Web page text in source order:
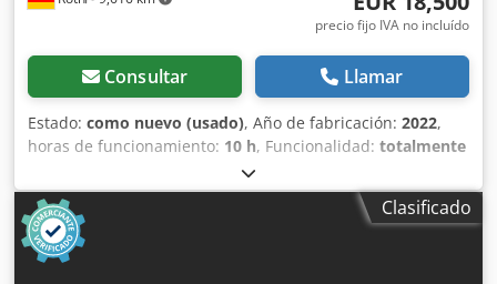
Südstrahl, White Lion dry ice blaster, ICEsonic dry ice
de hielo seco Holanda, equipo industrial de limpieza
Europa, exportación de máquinas de hielo seco, DrDryice.
precio fijo IVA no incluído
Consultar Llamar
Estado: como nuevo (usado), Año de fabricación: 2022,
horas de funcionamiento: 10 h, Funcionalidad: totalmente
, conexión de aire comprimido:
total:387 mm, longitud total:565 mm, altura total:1,007
mm, peso total:
, presión de
funcionamiento:
paquete de manguera:
Clasificado